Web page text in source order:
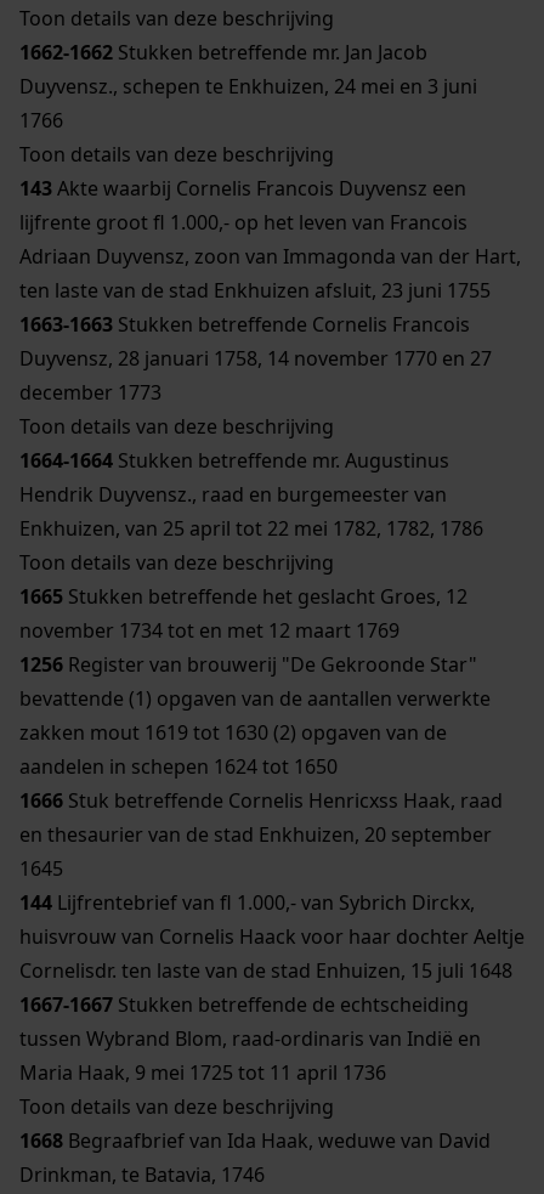
Toon details van deze beschrijving
1662-1662 Stukken betreffende mr. Jan Jacob
Duyvensz., schepen te Enkhuizen, 24 mei en 3 juni
1766
Toon details van deze beschrijving
143Akte waarbij Cornelis Francois Duyvensz een
lijfrente groot fl 1.000,- op het leven van Francois
Adriaan Duyvensz, zoon van Immagonda van der Hart,
ten laste van de stad Enkhuizen afsluit, 23 juni 1755
1663-1663 Stukken betreffende Cornelis Francois
Duyvensz, 28 januari 1758, 14 november 1770 en 27
december 1773
Toon details van deze beschrijving
1664-1664 Stukken betreffende mr. Augustinus
Hendrik Duyvensz., raad en burgemeester van
Enkhuizen, van 25 april tot 22 mei 1782, 1782, 1786
Toon details van deze beschrijving
1665 Stukken betreffende het geslacht Groes, 12
november 1734 tot en met 12 maart 1769
1256 Register van brouwerij "De Gekroonde Star"
bevattende (1) opgaven van de aantallen verwerkte
zakken mout 1619 tot 1630 (2) opgaven van de
aandelen in schepen 1624 tot 1650
1666 Stuk betreffende Cornelis Henricxss Haak, raad
en thesaurier van de stad Enkhuizen, 20 september
1645
144 Lijfrentebrief van fl 1.000,- van Sybrich Dirckx,
huisvrouw van Cornelis Haack voor haar dochter Aeltje
Cornelisdr. ten laste van de stad Enhuizen, 15 juli 1648
1667-1667 Stukken betreffende de echtscheiding
tussen Wybrand Blom, raad-ordinaris van Indië en
Maria Haak, 9 mei 1725 tot 11 april 1736
Toon details van deze beschrijving
1668 Begraafbrief van Ida Haak, weduwe van David
Drinkman, te Batavia, 1746